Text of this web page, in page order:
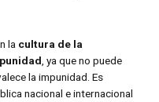
la cultura de la
, ya que no puede
la impunidad. Es
nacional e internacional